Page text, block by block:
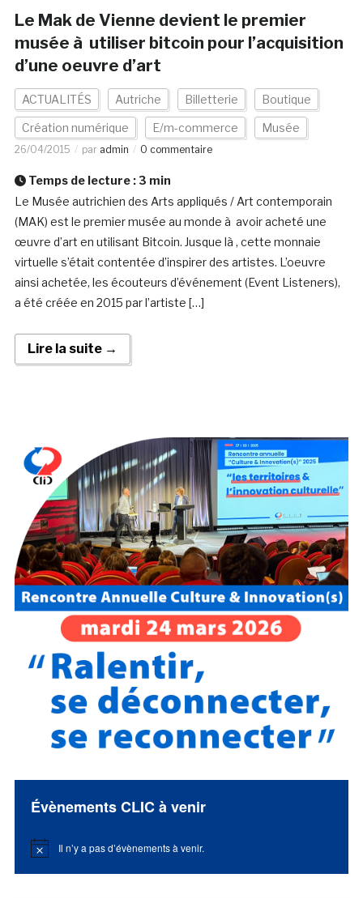
Le Mak de Vienne devient le premier
musée à utiliser bitcoin pour l’acquisition
d’une oeuvre d’art
ACTUALITÉS Autriche Billetterie Boutique
Création numérique E/m-commerce Musée
26/04/2015 par admin 0 commentaire
Temps de lecture : 3 min
Le Musée autrichien des Arts appliqués / Art contemporain
(MAK) est le premier musée au monde à avoir acheté une
œuvre d’art en utilisant Bitcoin. Jusque là , cette monnaie
virtuelle s’était contentée d’inspirer des artistes. L’oeuvre
ainsi achetée, les écouteurs d’événement (Event Listeners),
a été créée en 2015 par l’artiste […]
Lire la suite →
Évènements CLIC à venir
Notice Il n’y a pas d’évènements à venir.